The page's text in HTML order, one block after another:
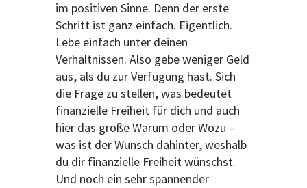
im positiven Sinne. Denn der erste
Schritt ist ganz einfach. Eigentlich.
Lebe einfach unter deinen
Verhältnissen. Also gebe weniger Geld
aus, als du zur Verfügung hast. Sich
die Frage zu stellen, was bedeutet
finanzielle Freiheit für dich und auch
hier das große Warum oder Wozu –
was ist der Wunsch dahinter, weshalb
du dir finanzielle Freiheit wünschst.
Und noch ein sehr spannender